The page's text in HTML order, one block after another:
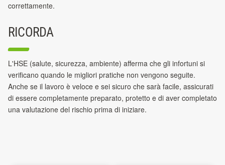
correttamente.
RICORDA
L'HSE (salute, sicurezza, ambiente) afferma che gli infortuni si
verificano quando le migliori pratiche non vengono seguite.
Anche se il lavoro è veloce e sei sicuro che sarà facile, assicurati
di essere completamente preparato, protetto e di aver completato
una valutazione del rischio prima di iniziare.